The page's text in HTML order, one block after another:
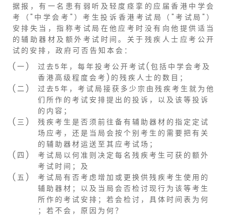
据 报 ， 有 一 名 患 有 弱 听 及 轻 度 痉 挛 的 应 届 香 港 中 学 会
考 （ " 中 学 会 考 " ） 考 生 投 诉 香 港 考 试 局 （ " 考 试 局 " ）
安 排 失 当 ， 指 称 考 试 局 在 他 应 考 时 没 有 向 他 提 供 适 当
的 辅 助 器 材 及 额 外 考 试 时 间 。 关 于 残 疾 人 士 应 考 公 开
试 的 安 排 ， 政 府 可 否 告 知 本 会 ：
( 一 )
过 去 5 年 ， 每 年 投 考 公 开 考 试 ( 包 括 中 学 会 考 及
香 港 高 级 程 度 会 考 ) 的 残 疾 人 士 的 数 目 ；
( 二 )
过 去 5 年 ， 考 试 局 接 获 多 少 宗 由 残 疾 考 生 就 为 他
们 所 作 的 考 试 安 排 提 出 的 投 诉 ， 以 及 该 等 投 诉
的 内 容 ；
( 三 )
残 疾 考 生 是 否 须 前 往 备 有 辅 助 器 材 的 指 定 定 试
场 应 考 ， 还 是 当 局 会 按 个 别 考 生 的 需 要 把 有 关
的 辅 助 器 材 运 送 至 其 应 考 试 场 ；
( 四 )
考 试 局 以 何 准 则 决 定 每 名 残 疾 考 生 可 获 的 额 外
考 试 时 间 ； 及
( 五 )
考 试 局 有 否 考 虑 增 加 或 更 换 供 残 疾 考 生 使 用 的
辅 助 器 材 ； 以 及 当 局 会 否 检 讨 现 行 为 该 等 考 生
所 作 的 考 试 安 排 ； 若 会 检 讨 ， 具 体 时 间 表 为 何
； 若 不 会 ， 原 因 为 何 ？